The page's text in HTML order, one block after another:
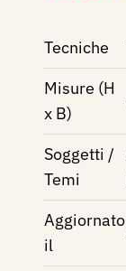
Tecniche
Misure (H
x B)
Soggetti /
Temi
Aggiornato
il